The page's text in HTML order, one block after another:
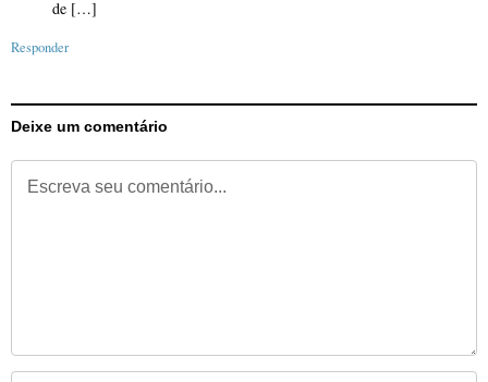
de […]
Responder
Deixe um comentário